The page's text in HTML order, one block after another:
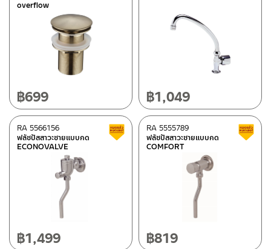
overflow
฿699 ฿1,049
ฟลัชปัสสาวะชายแบบกด
ECONOVALVE
RA 5566156 Clearance sale
฿1,499
ฟลัชปัสสาวะชายแบบกด
COMFORT
RA 5555789
฿819